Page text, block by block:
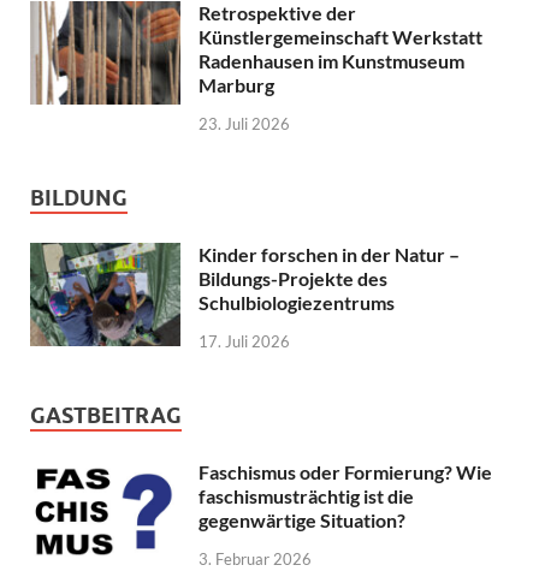
Retrospektive der
Künstlergemeinschaft Werkstatt
Radenhausen im Kunstmuseum
Marburg
23. Juli 2026
BILDUNG
Kinder forschen in der Natur –
Bildungs-Projekte des
Schulbiologiezentrums
17. Juli 2026
GASTBEITRAG
Faschismus oder Formierung? Wie
faschismusträchtig ist die
gegenwärtige Situation?
3. Februar 2026